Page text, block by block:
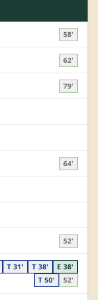
58'
62'
79'
64'
52'
T 31' T 38'
E 38'
T 50'
52'